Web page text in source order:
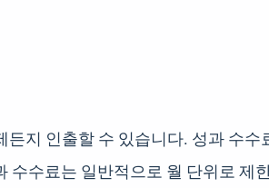
지 인출할 수 있습니다. 성과 수
수료는 일반적으로 월 단위로 제